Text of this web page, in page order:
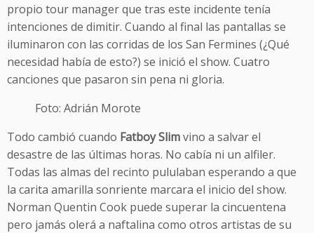
propio tour manager que tras este incidente tenía
intenciones de dimitir. Cuando al final las pantallas se
iluminaron con las corridas de los San Fermines (¿Qué
necesidad había de esto?) se inició el show. Cuatro
canciones que pasaron sin pena ni gloria.
Foto: Adrián Morote
Todo cambió cuando Fatboy Slimvino a salvar el
desastre de las últimas horas. No cabía ni un alfiler.
Todas las almas del recinto pululaban esperando a que
la carita amarilla sonriente marcara el inicio del show.
Norman Quentin Cook puede superar la cincuentena
pero jamás olerá a naftalina como otros artistas de su